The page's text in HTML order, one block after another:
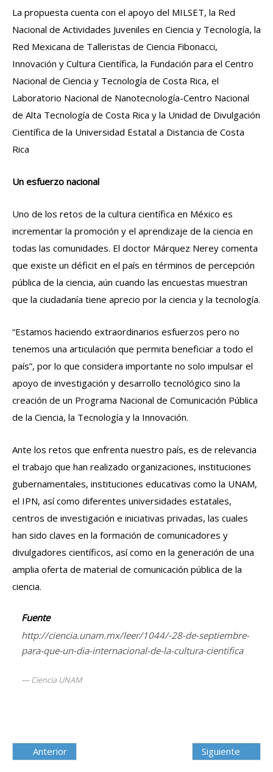
La propuesta cuenta con el apoyo del MILSET, la Red
Nacional de Actividades Juveniles en Ciencia y Tecnología, la
Red Mexicana de Talleristas de Ciencia Fibonacci,
Innovación y Cultura Científica, la Fundación para el Centro
Nacional de Ciencia y Tecnología de Costa Rica, el
Laboratorio Nacional de Nanotecnología-Centro Nacional
de Alta Tecnología de Costa Rica y la Unidad de Divulgación
Científica de la Universidad Estatal a Distancia de Costa
Rica
Un esfuerzo nacional
Uno de los retos de la cultura científica en México es
incrementar la promoción y el aprendizaje de la ciencia en
todas las comunidades. El doctor Márquez Nerey comenta
que existe un déficit en el país en términos de percepción
pública de la ciencia, aún cuando las encuestas muestran
que la ciudadanía tiene aprecio por la ciencia y la tecnología.
“Estamos haciendo extraordinarios esfuerzos pero no
tenemos una articulación que permita beneficiar a todo el
país”, por lo que considera importante no solo impulsar el
apoyo de investigación y desarrollo tecnológico sino la
creación de un Programa Nacional de Comunicación Pública
de la Ciencia, la Tecnología y la Innovación.
Ante los retos que enfrenta nuestro país, es de relevancia
el trabajo que han realizado organizaciones, instituciones
gubernamentales, instituciones educativas como la UNAM,
el IPN, así como diferentes universidades estatales,
centros de investigación e iniciativas privadas, las cuales
han sido claves en la formación de comunicadores y
divulgadores científicos, así como en la generación de una
amplia oferta de material de comunicación pública de la
ciencia.
Fuente
http://ciencia.unam.mx/leer/1044/-28-de-septiembre-
para-que-un-dia-internacional-de-la-cultura-cientifica
Ciencia UNAM
Anterior Siguiente